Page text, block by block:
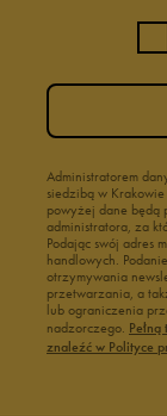
Administratorem
siedzibą w
powyżej dane będą
administratora, za
Podając swój adres
handlowych.
otrzymywania
przetwarzania, a
lub ograniczenia
nadzorczego.
znaleźć w Polityce